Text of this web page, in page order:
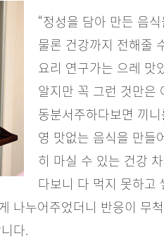
“정성을 담아 만든 음
물론 건강까지 전해줄
요리 연구가는 으레 맛
알지만 꼭 그런 것만은
동분서주하다보면 끼
영 맛없는 음식을 만들
히 마실 수 있는 건강
다보니 다 먹지 못하고
나누어주었더니 반응이 무
다.